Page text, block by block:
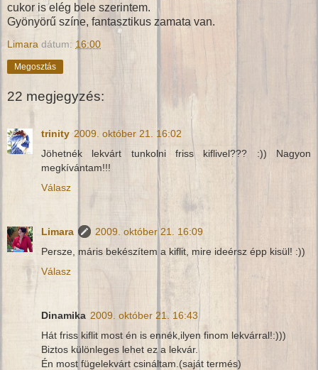
cukor is elég bele szerintem.
Gyönyörű színe, fantasztikus zamata van.
Limara dátum: 16:00
Megosztás
22 megjegyzés:
trinity 2009. október 21. 16:02
Jöhetnék lekvárt tunkolni friss kiflivel??? :)) Nagyon
megkívántam!!!
Válasz
Limara
2009. október 21. 16:09
Persze, máris bekészítem a kiflit, mire ideérsz épp kisül! :))
Válasz
Dinamika 2009. október 21. 16:43
Hát friss kiflit most én is ennék,ilyen finom lekvárral!:)))
Biztos különleges lehet ez a lekvár.
Én most fügelekvárt csináltam.(saját termés)